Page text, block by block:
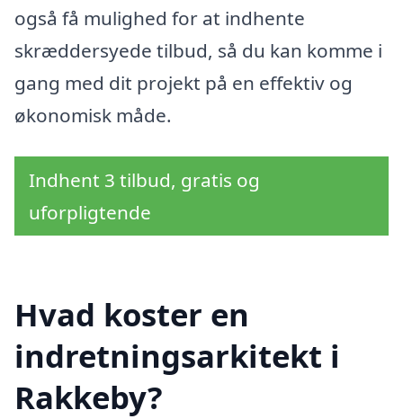
også få mulighed for at indhente
skræddersyede tilbud, så du kan komme i
gang med dit projekt på en effektiv og
økonomisk måde.
Indhent 3 tilbud, gratis og
uforpligtende
Hvad koster en
indretningsarkitekt i
Rakkeby?